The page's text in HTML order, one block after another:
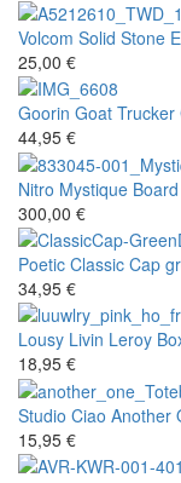
Volcom Solid Stone
25,00 €
Goorin Goat Trucker
44,95 €
Nitro Mystique Board
300,00 €
Poetic Classic Cap
34,95 €
Lousy Livin Leroy
18,95 €
Studio Ciao Another
15,95 €